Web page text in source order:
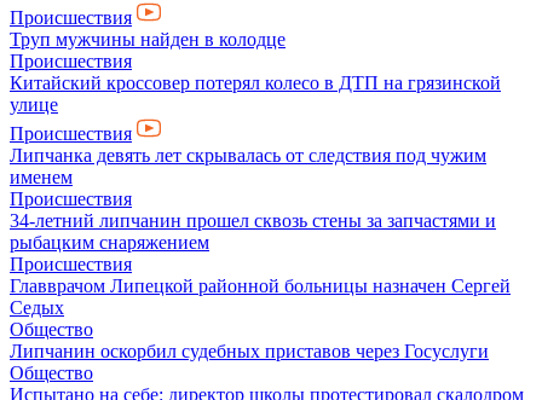
Происшествия
Труп мужчины найден в колодце
Происшествия
Китайский кроссовер потерял колесо в ДТП на грязинской
улице
Происшествия
Липчанка девять лет скрывалась от следствия под чужим
именем
Происшествия
34-летний липчанин прошел сквозь стены за запчастями и
рыбацким снаряжением
Происшествия
Главврачом Липецкой районной больницы назначен Сергей
Седых
Общество
Липчанин оскорбил судебных приставов через Госуслуги
Общество
Испытано на себе: директор школы протестировал скалодром